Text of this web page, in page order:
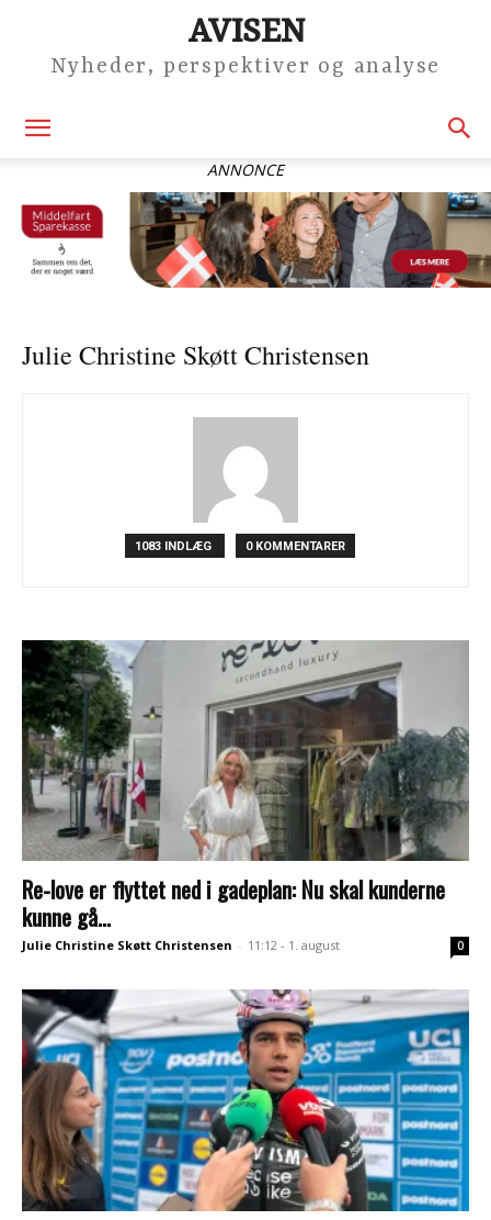
AVISEN
Nyheder, perspektiver og analyse
ANNONCE
Julie Christine Skøtt Christensen
1083 INDLÆG 0 KOMMENTARER
Re-love er flyttet ned i gadeplan: Nu skal kunderne
kunne gå...
Julie Christine Skøtt Christensen - 11:12 - 1. august 0